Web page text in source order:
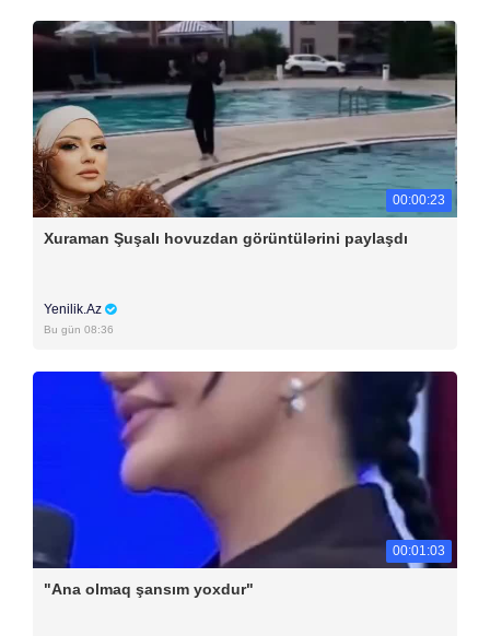
00:00:23
Xuraman Şuşalı hovuzdan görüntülərini paylaşdı
Yenilik.Az
Bu gün 08:36
00:01:03
"Ana olmaq şansım yoxdur"